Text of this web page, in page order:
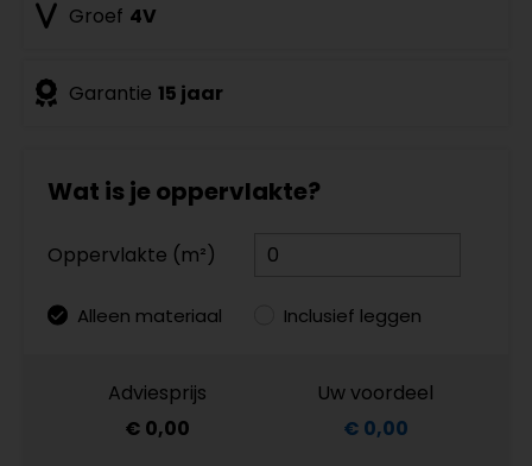
Groef 4V
Garantie 15 jaar
Wat is je oppervlakte?
Oppervlakte (m²)
Alleen materiaal Inclusief leggen
Adviesprijs
€ 0,00
Uw voordeel
€ 0,00